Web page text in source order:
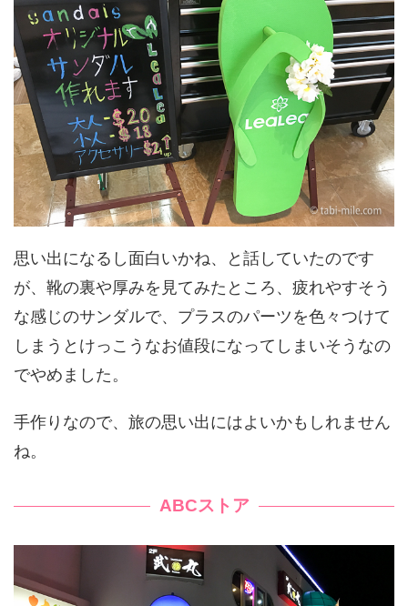
思い出になるし面白いかね、と話していたのです
が、靴の裏や厚みを見てみたところ、疲れやすそう
な感じのサンダルで、プラスのパーツを色々つけて
しまうとけっこうなお値段になってしまいそうなの
でやめました。
手作りなので、旅の思い出にはよいかもしれません
ね。
ABCストア